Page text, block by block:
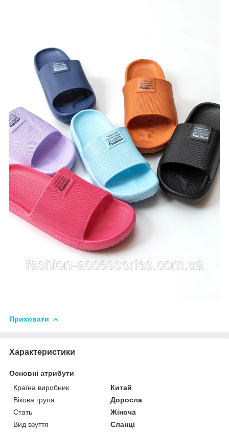
Приховати
Характеристики
Основні атрибути
Країна виробник
Китай
Вікова група
Доросла
Стать
Жіноча
Вид взуття
Сланці